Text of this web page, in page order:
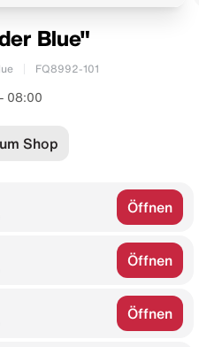
Blue"
FQ8992-101
08:00
Shop
Öffnen
Öffnen
Öffnen